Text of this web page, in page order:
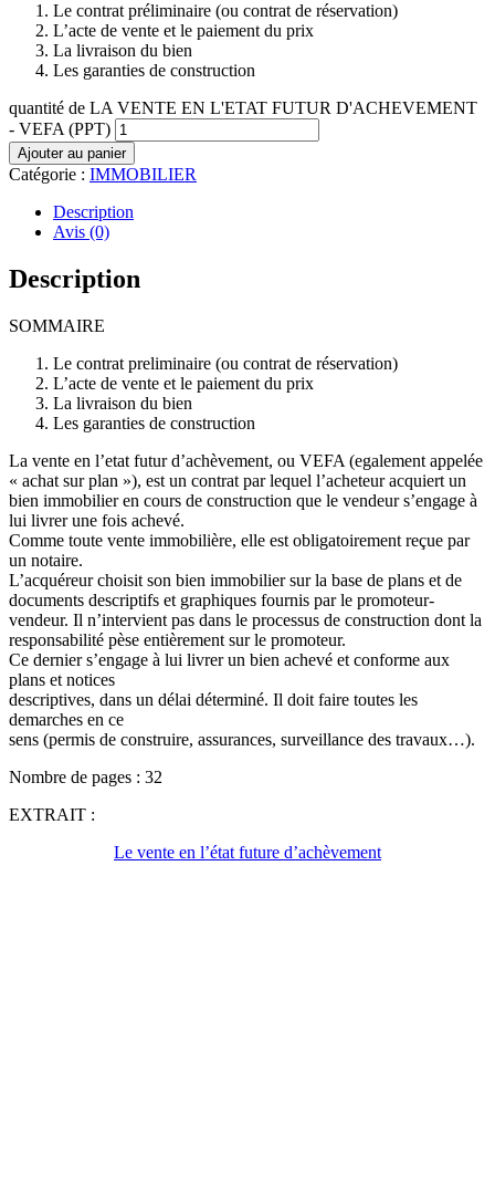
Le contrat préliminaire (ou contrat de réservation)
L’acte de vente et le paiement du prix
La livraison du bien
Les garanties de construction
quantité de LA VENTE EN L'ETAT FUTUR D'ACHEVEMENT
- VEFA (PPT)
Ajouter au panier
Catégorie : IMMOBILIER
Description
Avis (0)
Description
SOMMAIRE
Le contrat preliminaire (ou contrat de réservation)
L’acte de vente et le paiement du prix
La livraison du bien
Les garanties de construction
La vente en l’etat futur d’achèvement, ou VEFA (egalement appelée
« achat sur plan »), est un contrat par lequel l’acheteur acquiert un
bien immobilier en cours de construction que le vendeur s’engage à
lui livrer une fois achevé.
Comme toute vente immobilière, elle est obligatoirement reçue par
un notaire.
L’acquéreur choisit son bien immobilier sur la base de plans et de
documents descriptifs et graphiques fournis par le promoteur-
vendeur. Il n’intervient pas dans le processus de construction dont la
responsabilité pèse entièrement sur le promoteur.
Ce dernier s’engage à lui livrer un bien achevé et conforme aux
plans et notices
descriptives, dans un délai déterminé. Il doit faire toutes les
demarches en ce
sens (permis de construire, assurances, surveillance des travaux…).
Nombre de pages : 32
EXTRAIT :
Le vente en l’état future d’achèvement